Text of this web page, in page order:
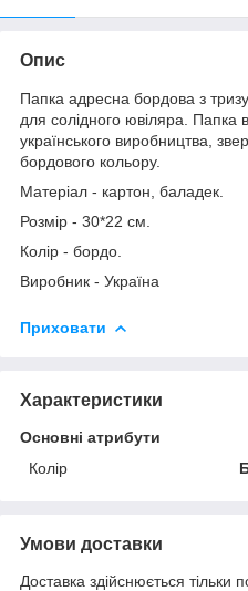
Опис
Папка адресна бордова з
для солідного ювіляра. Папка
українського виробництва,
бордового кольору.
Матеріал - картон, баладек.
Розмір - 30*22 см.
Колір - бордо.
Виробник - Україна
Приховати
Характеристики
Основні атрибути
Колір
Умови доставки
Доставка здійснюється тільки